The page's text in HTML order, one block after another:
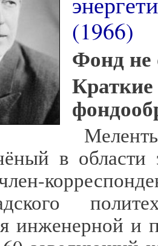
(1966)
Фонд не
в
инженерной и